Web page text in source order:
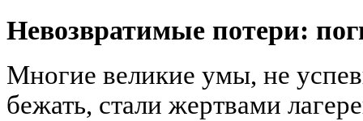
Невозвратимые потери:
Многие великие умы, не
бежать, стали жертвами